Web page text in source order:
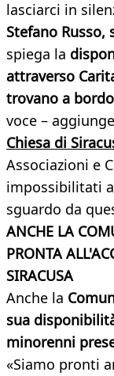
lasciarci in
Stefano Russo,
spiega la
attraverso
trovano a
voce –
Chiesa di
Associazioni e
impossibilitati
sguardo da
ANCHE LA
PRONTA
SIRACUSA
Anche la
sua
minorenni
«Siamo pronti